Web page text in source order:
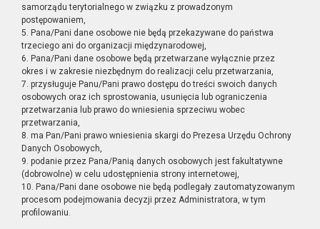
samorządu terytorialnego w związku z prowadzonym
postępowaniem,
5. Pana/Pani dane osobowe nie będą przekazywane do państwa
trzeciego ani do organizacji międzynarodowej,
6. Pana/Pani dane osobowe będą przetwarzane wyłącznie przez
okres i w zakresie niezbędnym do realizacji celu przetwarzania,
7. przysługuje Panu/Pani prawo dostępu do treści swoich danych
osobowych oraz ich sprostowania, usunięcia lub ograniczenia
przetwarzania lub prawo do wniesienia sprzeciwu wobec
przetwarzania,
8. ma Pan/Pani prawo wniesienia skargi do Prezesa Urzędu Ochrony
Danych Osobowych,
9. podanie przez Pana/Panią danych osobowych jest fakultatywne
(dobrowolne) w celu udostępnienia strony internetowej,
10. Pana/Pani dane osobowe nie będą podlegały zautomatyzowanym
procesom podejmowania decyzji przez Administratora, w tym
profilowaniu.